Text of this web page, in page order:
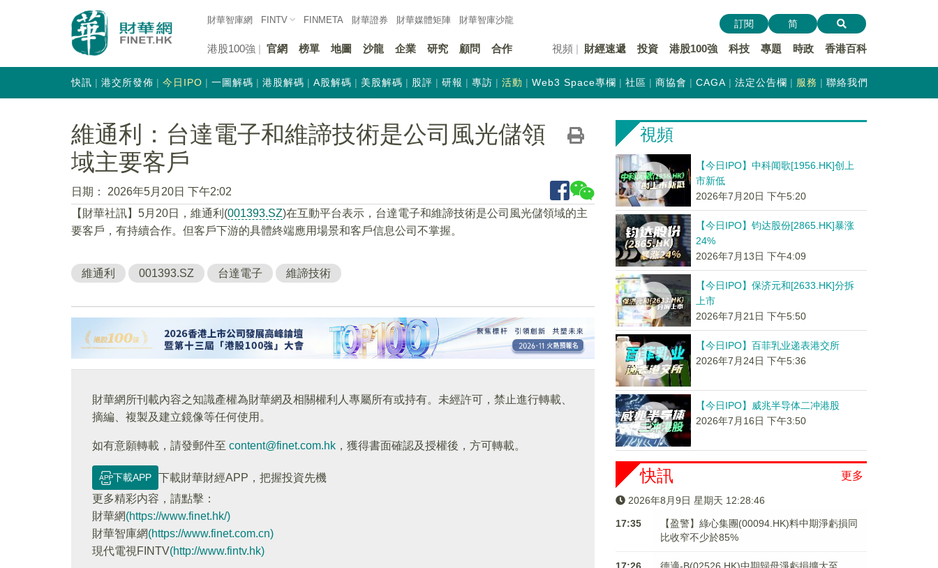
財華智庫網 FINTV FINMETA 財華證券 財華媒體矩陣 財華智庫沙龍
港股100強 官網 榜單 地圖 沙龍 企業 研究 顧問 合作 視頻 財經速遞 投資 港股100強 科技 專題 時政 香港百科
訂閱 简
快訊 港交所發佈 今日IPO 一圖解碼 港股解碼 A股解碼 美股解碼 股評 研報 專訪 活動 Web3 Space專欄 社區 商協會 CAGA 法定公告欄 服務 聯絡我們
維通利：台達電子和維諦技術是公司風光儲領
域主要客戶
日期：
2026年5月20日 下午2:02
【財華社訊】5月20日，維通利(001393.SZ)在互動平台表示，台達電子和維諦技術是公司風光儲領域的主
要客戶，有持續合作。但客戶下游的具體終端應用場景和客戶信息公司不掌握。
維通利 001393.SZ 台達電子 維諦技術
財華網所刊載內容之知識產權為財華網及相關權利人專屬所有或持有。未經許可，禁止進行轉載、
摘編、複製及建立鏡像等任何使用。
如有意願轉載，請發郵件至 content@finet.com.hk ，獲得書面確認及授權後，方可轉載。
下載APP
下載財華財經APP，把握投資先機
更多精彩内容，請點擊：
財華網(https://www.finet.hk/)
財華智庫網(https://www.finet.com.cn)
現代電視FINTV(http://www.fintv.hk)
視頻
【今日IPO】中科闻歌[1956.HK]创上
市新低
2026年7月20日 下午5:20
【今日IPO】钧达股份[2865.HK]暴涨
24%
2026年7月13日 下午4:09
【今日IPO】保济元和[2633.HK]分拆
上市
2026年7月21日 下午5:50
【今日IPO】百菲乳业递表港交所
2026年7月24日 下午5:36
【今日IPO】威兆半导体二冲港股
2026年7月16日 下午3:50
更多
快訊
2026年8月9日 星期天 12:28:46
17:35
【盈警】綠心集團(00094.HK)料中期淨虧損同
比收窄不少於85%